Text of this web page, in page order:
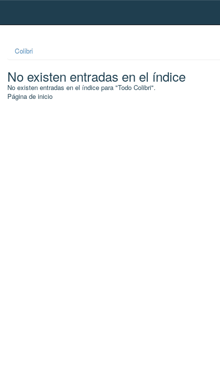
Skip
Colibri
No existen entradas en el índice
No existen entradas en el índice para "Todo Colibri".
Página de inicio